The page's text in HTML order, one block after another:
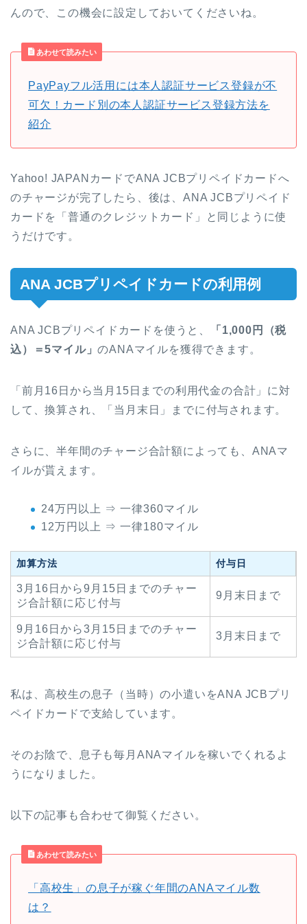
んので、この機会に設定しておいてくださいね。
あわせて読みたい
PayPayフル活用には本人認証サービス登録が不
可欠！カード別の本人認証サービス登録方法を
紹介
Yahoo! JAPANカードでANA JCBプリペイドカードへ
のチャージが完了したら、後は、ANA JCBプリペイド
カードを「普通のクレジットカード」と同じように使
うだけです。
ANA JCBプリペイドカードの利用例
ANA JCBプリペイドカードを使うと、
「1,000円（税
込）＝5マイル」のANAマイルを獲得できます。
「前月16日から当月15日までの利用代金の合計」に対
して、換算され、「当月末日」までに付与されます。
さらに、半年間のチャージ合計額によっても、ANAマ
イルが貰えます。
24万円以上 ⇒ 一律360マイル
12万円以上 ⇒ 一律180マイル
加算方法 付与日
3月16日から9月15日までのチャー
ジ合計額に応じ付与
9月末日まで
9月16日から3月15日までのチャー
ジ合計額に応じ付与
3月末日まで
私は、高校生の息子（当時）の小遣いをANA JCBプリ
ペイドカードで支給しています。
そのお陰で、息子も毎月ANAマイルを稼いでくれるよ
うになりました。
以下の記事も合わせて御覧ください。
あわせて読みたい
「高校生」の息子が稼ぐ年間のANAマイル数
は？